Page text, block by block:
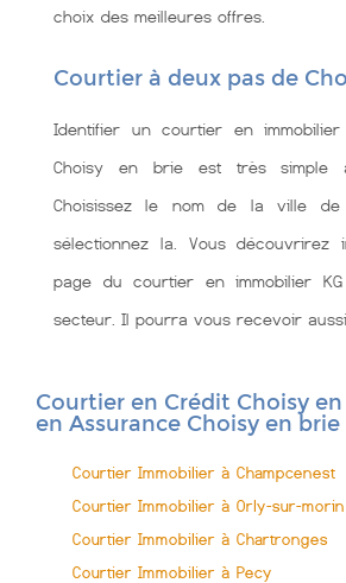
choix des meilleures offres.
Courtier à deux pas de
Identifier un courtier en
Choisy en brie est très simple
Choisissez le nom de la ville
sélectionnez la. Vous découvrirez
page du courtier en immobilier
secteur. Il pourra vous recevoir
Courtier en Crédit Choisy
en Assurance Choisy en brie
Courtier Immobilier à Champcenest
Courtier Immobilier à Orly-sur-morin
Courtier Immobilier à Chartronges
Courtier Immobilier à Pecy